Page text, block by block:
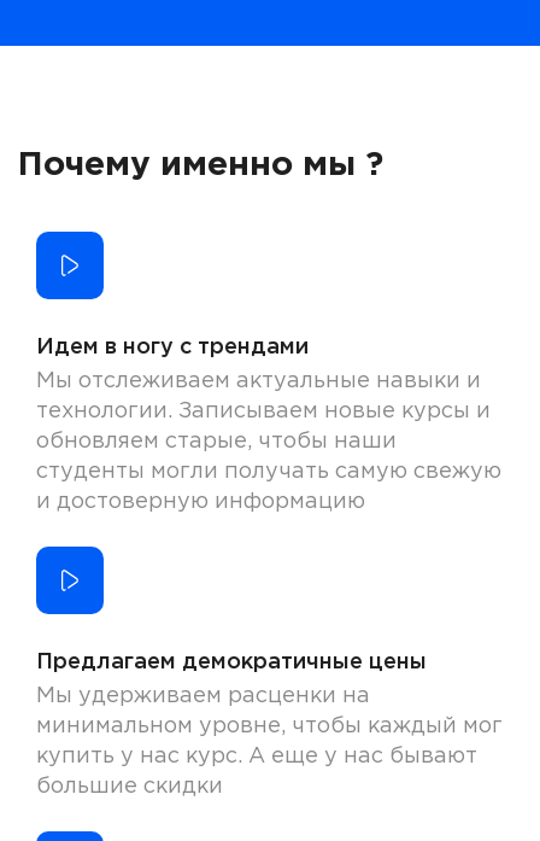
Почему именно мы ?
Идем в ногу с трендами
Мы отслеживаем актуальные навыки и
технологии. Записываем новые курсы и
обновляем старые, чтобы наши
студенты могли получать самую свежую
и достоверную информацию
Предлагаем демократичные цены
Мы удерживаем расценки на
минимальном уровне, чтобы каждый мог
купить у нас курс. А еще у нас бывают
большие скидки